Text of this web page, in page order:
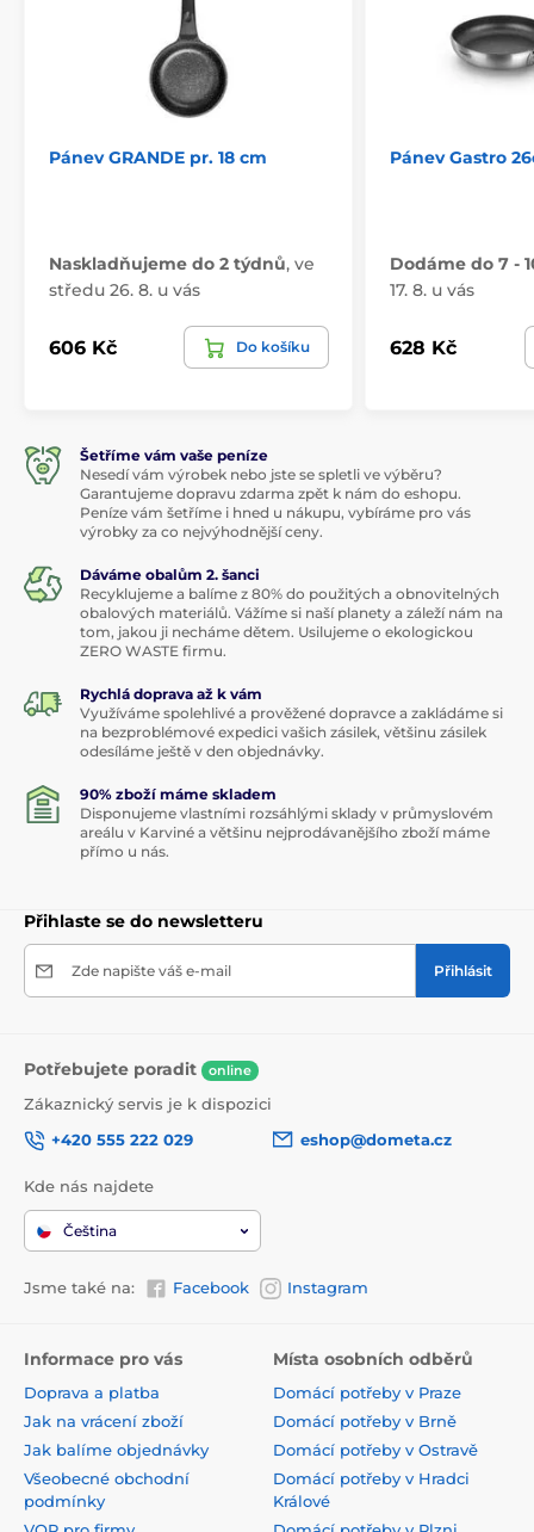
Pánev GRANDE pr. 18 cm
Naskladňujeme do 2 týdnů, ve
středu 26. 8. u vás
606 Kč Do košíku
Pánev Gastro
Dodáme do 7 -
17. 8. u vás
628 Kč
Šetříme vám vaše peníze
Nesedí vám výrobek nebo jste se spletli ve výběru?
Garantujeme dopravu zdarma zpět k nám do eshopu.
Peníze vám šetříme i hned u nákupu, vybíráme pro vás
výrobky za co nejvýhodnější ceny.
Dáváme obalům 2. šanci
Recyklujeme a balíme z 80% do použitých a obnovitelných
obalových materiálů. Vážíme si naší planety a záleží nám na
tom, jakou ji necháme dětem. Usilujeme o ekologickou
ZERO WASTE firmu.
Rychlá doprava až k vám
Využíváme spolehlivé a prověžené dopravce a zakládáme si
na bezproblémové expedici vašich zásilek, většinu zásilek
odesíláme ještě v den objednávky.
90% zboží máme skladem
Disponujeme vlastními rozsáhlými sklady v průmyslovém
areálu v Karviné a většinu nejprodávanějšího zboží máme
přímo u nás.
Přihlaste se do newsletteru
Zde napište váš e-mail Přihlásit
Potřebujete poradit online
Zákaznický servis je k dispozici
+420 555 222 029
eshop@dometa.cz
Kde nás najdete
Čeština
Jsme také na: Facebook Instagram
Informace pro vás
Doprava a platba
Jak na vrácení zboží
Jak balíme objednávky
Všeobecné obchodní
podmínky
Místa osobních odběrů
Domácí potřeby v Praze
Domácí potřeby v Brně
Domácí potřeby v Ostravě
Domácí potřeby v Hradci
Králové